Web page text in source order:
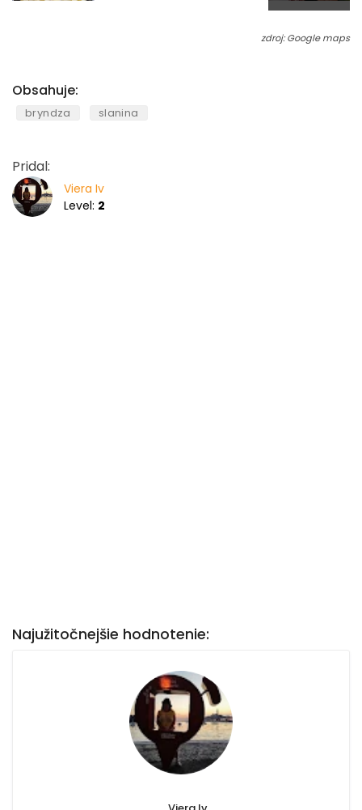
zdroj: Google maps
Obsahuje:
bryndza slanina
Pridal:
Viera Iv
Level: 2
Najužitočnejšie hodnotenie: